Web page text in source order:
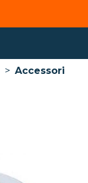
> Accessori